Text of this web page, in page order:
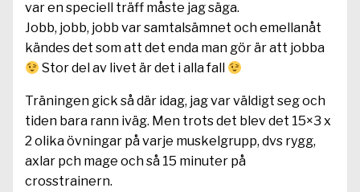
var en speciell träff måste jag säga.
Jobb, jobb, jobb var samtalsämnet och emellanåt
kändes det som att det enda man gör är att jobba
Stor del av livet är det i alla fall
Träningen gick så där idag, jag var väldigt seg och
tiden bara rann iväg. Men trots det blev det 15×3 x
2 olika övningar på varje muskelgrupp, dvs rygg,
axlar pch mage och så 15 minuter på
crosstrainern.